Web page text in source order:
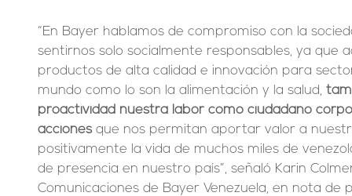
“En Bayer hablamos de compromiso con la
sentirnos solo socialmente responsables, ya que
productos de alta calidad e innovación para
mundo como lo son la alimentación y la salud,
proactividad nuestra labor como ciudadano
acciones que nos permitan aportar valor a
positivamente la vida de muchos miles de
de presencia en nuestro país”, señaló Karin
Comunicaciones de Bayer Venezuela, en nota de